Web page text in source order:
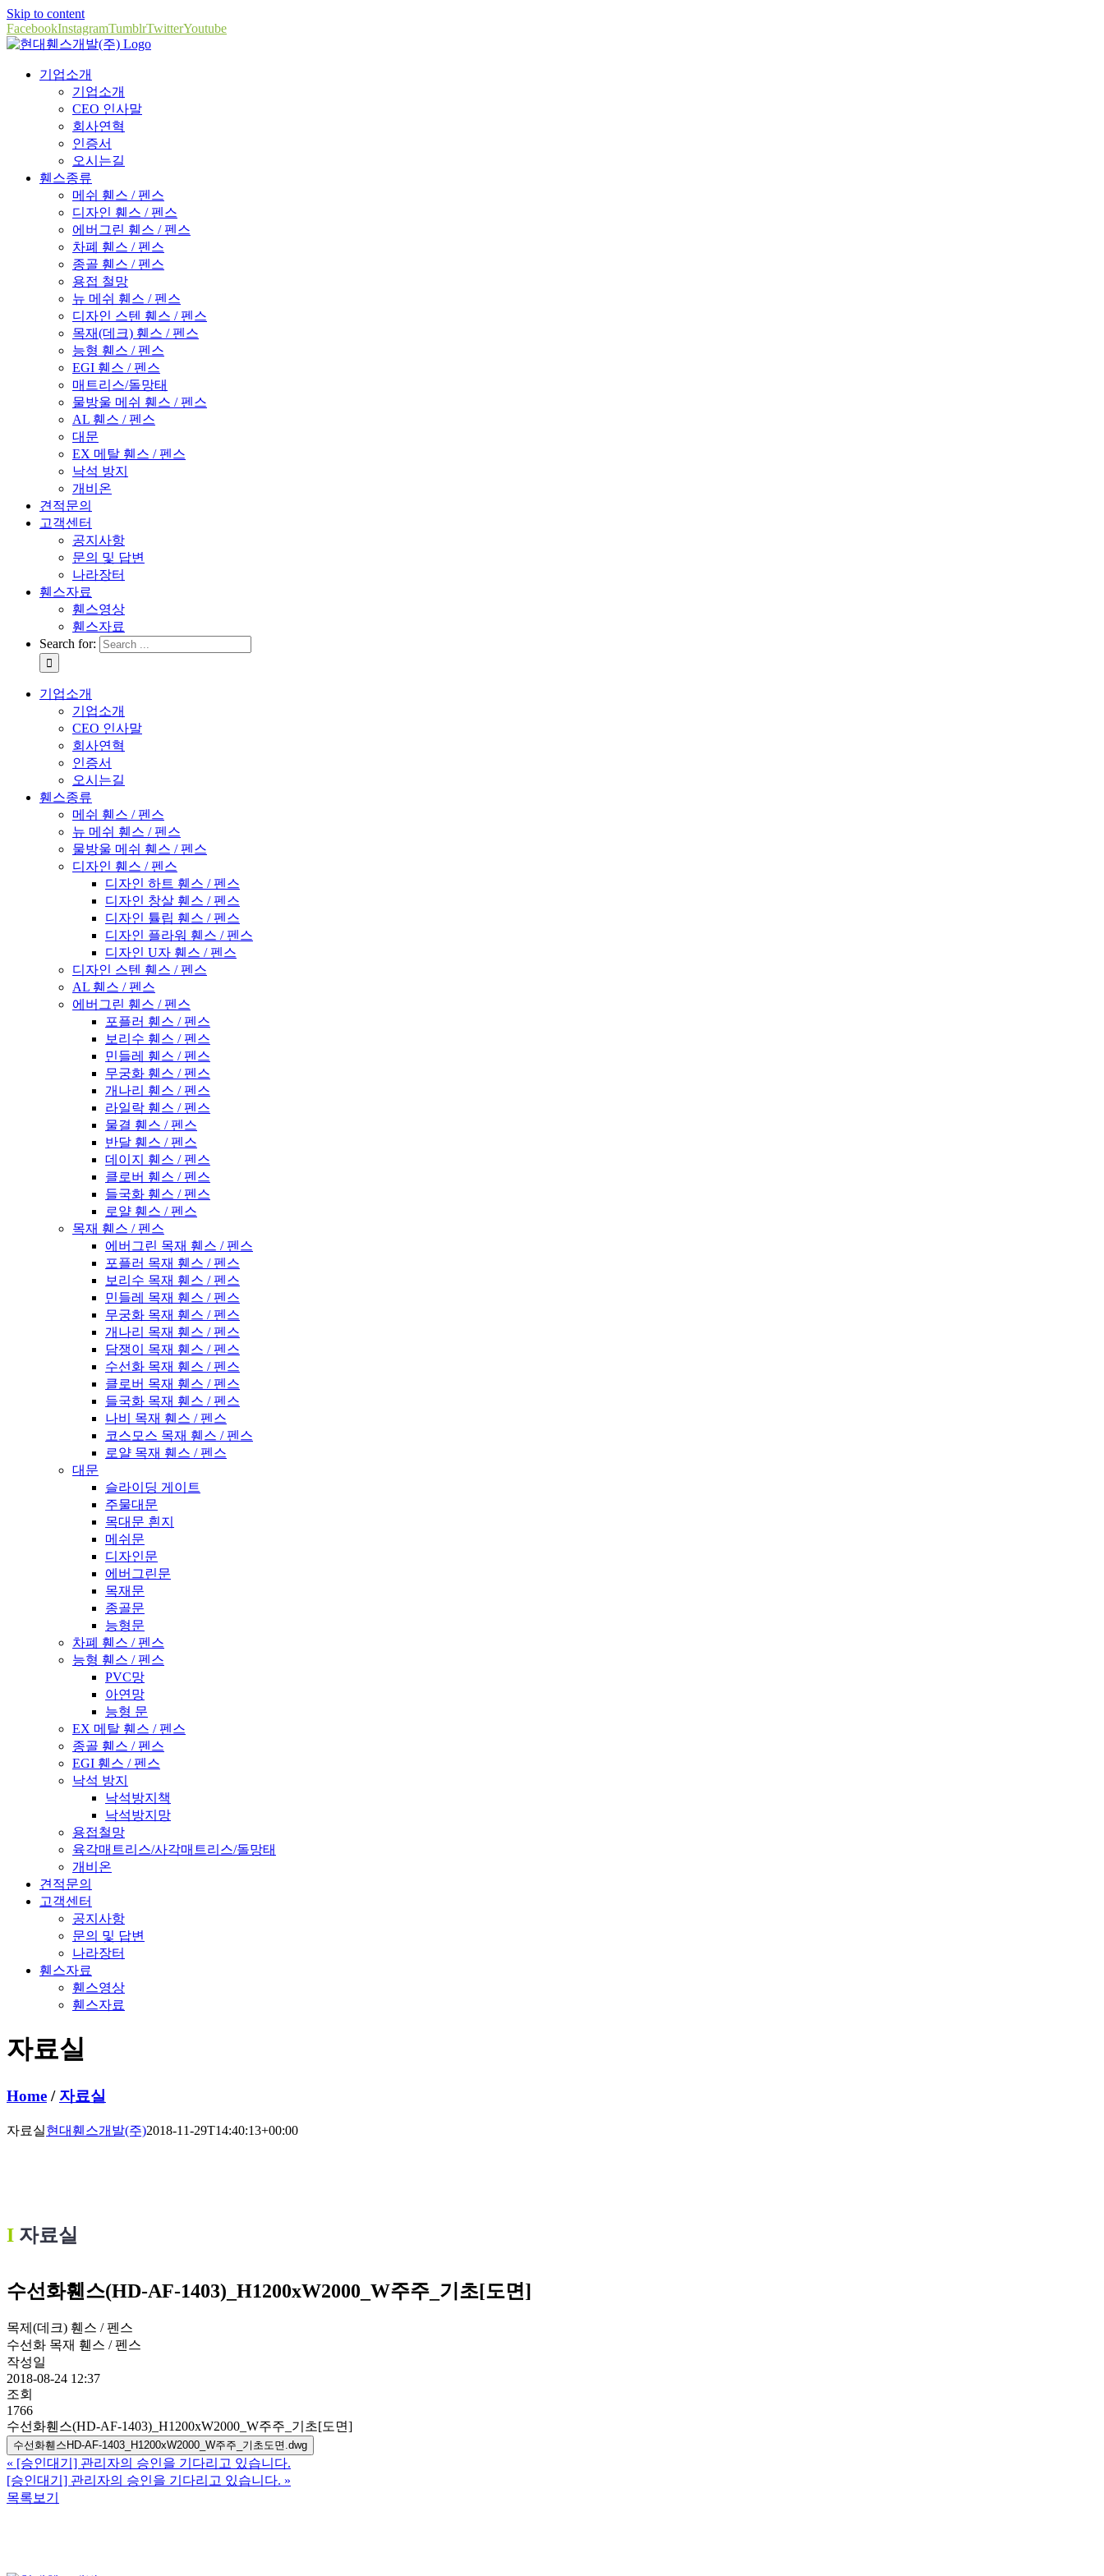
Skip to content
FacebookInstagramTumblrTwitterYoutube
기업소개
기업소개
CEO 인사말
회사연혁
인증서
오시는길
휀스종류
메쉬 휀스 / 펜스
디자인 휀스 / 펜스
에버그린 휀스 / 펜스
차폐 휀스 / 펜스
종골 휀스 / 펜스
용접 철망
뉴 메쉬 휀스 / 펜스
디자인 스텐 휀스 / 펜스
목재(데크) 휀스 / 펜스
능형 휀스 / 펜스
EGI 휀스 / 펜스
매트리스/돌망태
물방울 메쉬 휀스 / 펜스
AL 휀스 / 펜스
대문
EX 메탈 휀스 / 펜스
낙석 방지
개비온
견적문의
고객센터
공지사항
문의 및 답변
나라장터
휀스자료
휀스영상
휀스자료
Search for:
기업소개
기업소개
CEO 인사말
회사연혁
인증서
오시는길
휀스종류
메쉬 휀스 / 펜스
뉴 메쉬 휀스 / 펜스
물방울 메쉬 휀스 / 펜스
디자인 휀스 / 펜스
디자인 하트 휀스 / 펜스
디자인 창살 휀스 / 펜스
디자인 튤립 휀스 / 펜스
디자인 플라워 휀스 / 펜스
디자인 U자 휀스 / 펜스
디자인 스텐 휀스 / 펜스
AL 휀스 / 펜스
에버그린 휀스 / 펜스
포플러 휀스 / 펜스
보리수 휀스 / 펜스
민들레 휀스 / 펜스
무궁화 휀스 / 펜스
개나리 휀스 / 펜스
라일락 휀스 / 펜스
물결 휀스 / 펜스
반달 휀스 / 펜스
데이지 휀스 / 펜스
클로버 휀스 / 펜스
들국화 휀스 / 펜스
로얄 휀스 / 펜스
목재 휀스 / 펜스
에버그린 목재 휀스 / 펜스
포플러 목재 휀스 / 펜스
보리수 목재 휀스 / 펜스
민들레 목재 휀스 / 펜스
무궁화 목재 휀스 / 펜스
개나리 목재 휀스 / 펜스
담쟁이 목재 휀스 / 펜스
수선화 목재 휀스 / 펜스
클로버 목재 휀스 / 펜스
들국화 목재 휀스 / 펜스
나비 목재 휀스 / 펜스
코스모스 목재 휀스 / 펜스
로얄 목재 휀스 / 펜스
대문
슬라이딩 게이트
주물대문
목대문 흰지
메쉬문
디자인문
에버그린문
목재문
종골문
능형문
차폐 휀스 / 펜스
능형 휀스 / 펜스
PVC망
아연망
능형 문
EX 메탈 휀스 / 펜스
종골 휀스 / 펜스
EGI 휀스 / 펜스
낙석 방지
낙석방지책
낙석방지망
용접철망
육각매트리스/사각매트리스/돌망태
개비온
견적문의
고객센터
공지사항
문의 및 답변
나라장터
휀스자료
휀스영상
휀스자료
자료실
Home / 자료실
자료실현대휀스개발(주)2018-11-29T14:40:13+00:00
Ι 자료실
수선화휀스(HD-AF-1403)_H1200xW2000_W주주_기초[도면]
목제(데크) 휀스 / 펜스
수선화 목재 휀스 / 펜스
작성일
2018-08-24 12:37
조회
1766
수선화휀스(HD-AF-1403)_H1200xW2000_W주주_기초[도면]
수선화휀스HD-AF-1403_H1200xW2000_W주주_기초도면.dwg
« [승인대기] 관리자의 승인을 기다리고 있습니다.
[승인대기] 관리자의 승인을 기다리고 있습니다. »
목록보기